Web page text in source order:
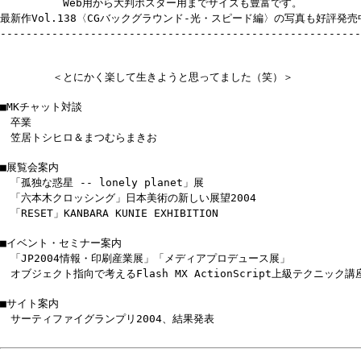
Web用から大判ポスター用までサイズも豊富です。
最新作Vol.138〈CGバックグラウンド-光・スピード編〉の写真も好評発売
＜とにかく楽して生きようと思ってました（笑）＞
■MKチャット対談
卒業
笠居トシヒロ＆まつむらまきお
■展覧会案内
「孤独な惑星 -- lonely planet」展
「六本木クロッシング」日本美術の新しい展望2004
「RESET」KANBARA KUNIE EXHIBITION
■イベント・セミナー案内
「JP2004情報・印刷産業展」「メディアプロデュース展」
オブジェクト指向で考えるFlash MX ActionScript上級テクニック講
■サイト案内
サーティファイグランプリ2004、結果発表